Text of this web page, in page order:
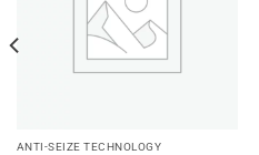
ANTI-SEIZE TECHNOLOGY